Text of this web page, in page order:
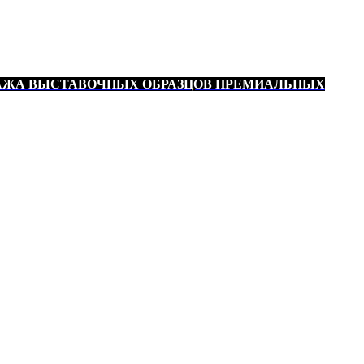
ВЫСТАВОЧНЫХ ОБРАЗЦОВ ПРЕМИАЛЬНЫХ